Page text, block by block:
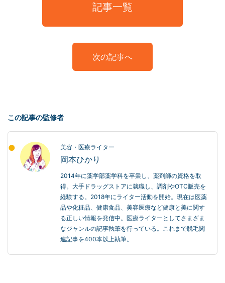
記事一覧
次の記事へ
この記事の監修者
美容・医療ライター
岡本ひかり
2014年に薬学部薬学科を卒業し、薬剤師の資格を取
得。大手ドラッグストアに就職し、調剤やOTC販売を
経験する。2018年にライター活動を開始。現在は医薬
品や化粧品、健康食品、美容医療など健康と美に関す
る正しい情報を発信中。医療ライターとしてさまざま
なジャンルの記事執筆を行っている。これまで脱毛関
連記事を400本以上執筆。